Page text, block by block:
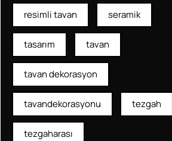
resimli tavan seramik
tasarım tavan
tavan dekorasyon
tavandekorasyonu tezgah
tezgaharası